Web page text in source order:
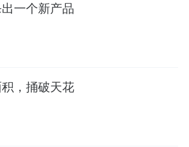
一个新产品
，捅破天花